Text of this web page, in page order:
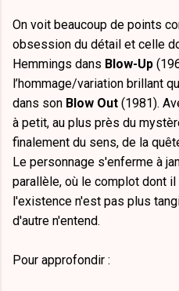
On voit beaucoup de points
obsession du détail et celle
Hemmings dans Blow-Up
l’hommage/variation brillant
dans son Blow Out (1981).
à petit, au plus près du
finalement du sens, de la
Le personnage s'enferme à
parallèle, où le complot dont
l'existence n'est pas plus
d'autre n'entend.
Pour approfondir :